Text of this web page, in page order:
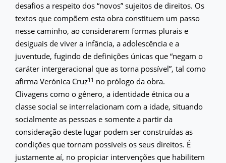
desafios a respeito dos “novos” sujeitos de direitos. Os
textos que compõem esta obra constituem um passo
nesse caminho, ao considerarem formas plurais e
desiguais de viver a infância, a adolescência e a
juventude, fugindo de definições únicas que “negam o
caráter intergeracional que as torna possível”, tal como
afirma Verónica Cruz11 no prólogo da obra.
Clivagens como o gênero, a identidade étnica ou a
classe social se interrelacionam com a idade, situando
socialmente as pessoas e somente a partir da
consideração deste lugar podem ser construídas as
condições que tornam possíveis os seus direitos. É
justamente aí, no propiciar intervenções que habilitem